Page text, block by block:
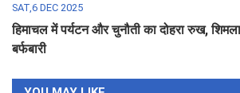
SAT,6 DEC 2025
हिमाचल में पर्यटन और चुनौती का दोहरा रुख,
बर्फबारी